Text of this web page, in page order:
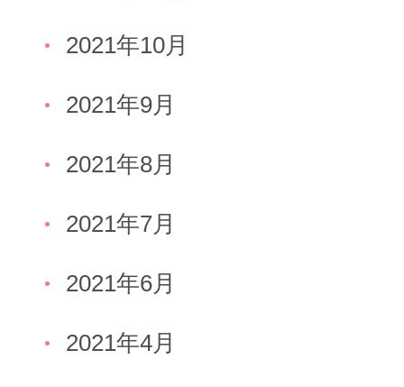
2021年10月
2021年9月
2021年8月
2021年7月
2021年6月
2021年4月